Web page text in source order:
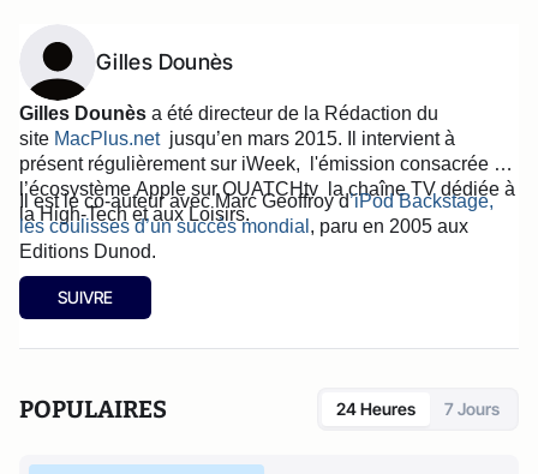
Gilles Dounès
Gilles Dounès a été directeur de la Rédaction du
site MacPlus.netjusqu’en mars 2015. Il intervient à
présent régulièrement sur iWeek, l'émission consacrée à
l’écosystème Apple sur OUATCHtv la chaîne TV dédiée à
la High-Tech et aux Loisirs.
Il est le co-auteur avec Marc Geoffroy d’iPod Backstage,
les coulisses d’un succès mondial , paru en 2005 aux
Editions Dunod.
SUIVRE
POPULAIRES 24 Heures 7 Jours